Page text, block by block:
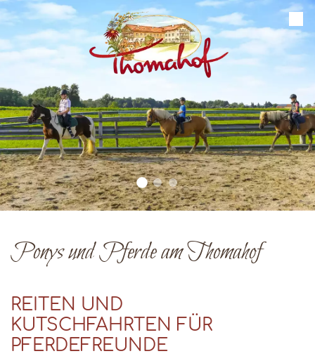
Ponys und Pferde am Thomahof
REITEN UND
KUTSCHFAHRTEN FÜR
PFERDEFREUNDE